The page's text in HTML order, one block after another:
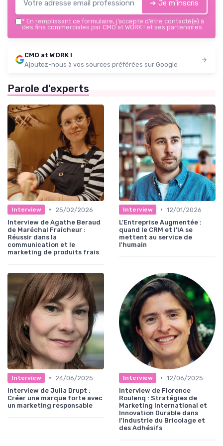
➔ Je m'inscris
* En remplissant ce formulaire, j’accepte d’être contacté(e) à
des fins commerciales par CMO at WORK ! et ses partenaires.
CMO at WORK !
Ajoutez-nous à vos sources préférées sur Google
Parole d'experts
Interview •
25/02/2026
Interview de Agathe Beraud
de Maréchal Fraîcheur :
Réussir dans la
communication et le
marketing de produits frais
Interview • 12/01/2026
L'Entreprise Augmentée :
quand le CRM et l'IA se
mettent au service de
l'humain
Interview •
24/06/2025
Interview de Julia Drupt :
Créer une marque forte avec
un marketing responsable
Interview • 12/06/2025
Interview de Florence
Roulenq : Stratégies de
Marketing International et
Innovation Durable dans
l'Industrie du Bricolage et
des Adhésifs